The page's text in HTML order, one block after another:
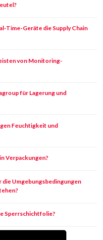
Time-Geräte die Supply Chain
von Monitoring-
für Lagerung und
Feuchtigkeit und
Verpackungen?
Umgebungsbedingungen
Sperrschichtfolie?